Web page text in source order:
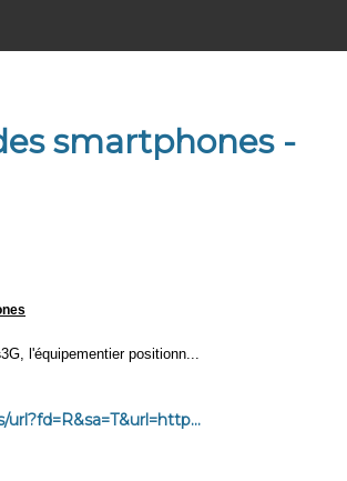
smartphones -
3G, l'équipementier positionn...